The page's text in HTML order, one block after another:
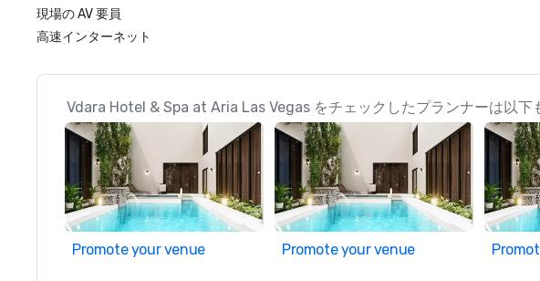
現場の AV 要員
高速インターネット
Vdara Hotel & Spa at Aria Las Vegas をチェックしたプランナーは以下
Promote your venue Promote your venue